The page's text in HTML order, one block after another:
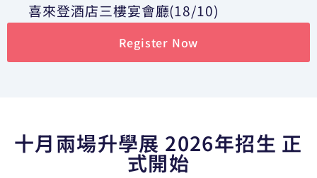
喜來登酒店三樓宴會廳(18/10)
Register Now
十月兩場升學展 2026年招生 正
式開始